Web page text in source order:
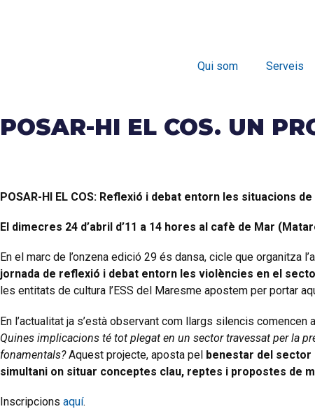
Qui som Serveis
POSAR-HI EL COS. UN
POSAR-HI EL COS: Reflexió i debat entorn les situacions
El dimecres 24 d’abril d’11 a 14 hores al cafè de Mar
En el marc de l’onzena edició 29 és dansa, cicle que organitza
jornada de reflexió i debat entorn les violències en el
les entitats de cultura l’ESS del Maresme apostem per portar
En l’actualitat ja s’està observant com llargs silencis
Quines implicacions té tot plegat en un sector travessat per la
fonamentals?Aquest projecte, aposta pel benestar del sector
simultani on situar conceptes clau, reptes i propostes de
Inscripcions aquí.